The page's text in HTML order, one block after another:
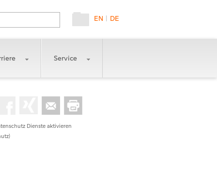
DE
|
EN
Service
Dienste aktivieren